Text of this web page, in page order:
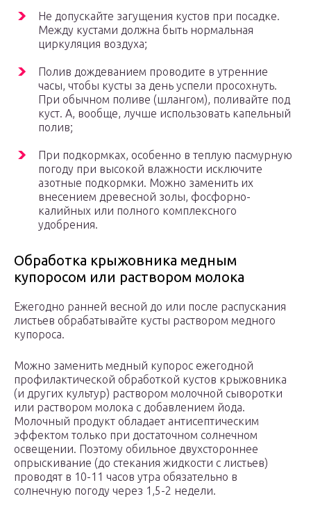
Не допускайте загущения кустов при посадке.
Между кустами должна быть нормальная
циркуляция воздуха;
Полив дождеванием проводите в утренние
часы, чтобы кусты за день успели просохнуть.
При обычном поливе (шлангом), поливайте под
куст. А, вообще, лучше использовать капельный
полив;
При подкормках, особенно в теплую пасмурную
погоду при высокой влажности исключите
азотные подкормки. Можно заменить их
внесением древесной золы, фосфорно-
калийных или полного комплексного
удобрения.
Обработка крыжовника медным
купоросом или раствором молока
Ежегодно ранней весной до или после распускания
листьев обрабатывайте кусты раствором медного
купороса.
Можно заменить медный купорос ежегодной
профилактической обработкой кустов крыжовника
(и других культур) раствором молочной сыворотки
или раствором молока с добавлением йода.
Молочный продукт обладает антисептическим
эффектом только при достаточном солнечном
освещении. Поэтому обильное двухстороннее
опрыскивание (до стекания жидкости с листьев)
проводят в 10-11 часов утра обязательно в
солнечную погоду через 1,5-2 недели.